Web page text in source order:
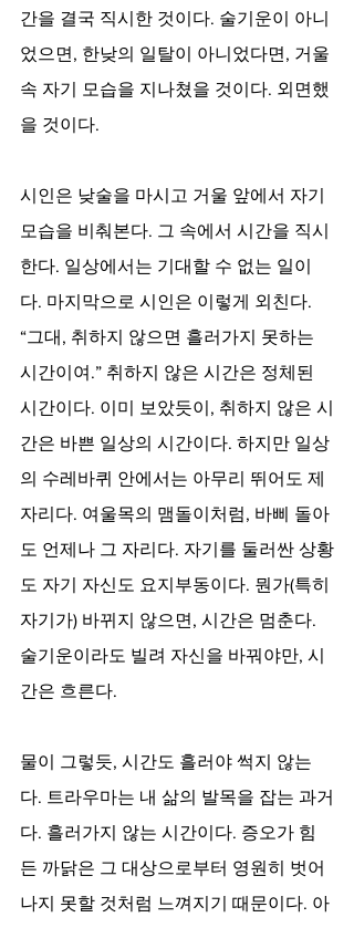
간을 결국 직시한 것이다. 술기운이 아니
었으면, 한낮의 일탈이 아니었다면, 거울
속 자기 모습을 지나쳤을 것이다. 외면했
을 것이다.
시인은 낮술을 마시고 거울 앞에서 자기
모습을 비춰본다. 그 속에서 시간을 직시
한다. 일상에서는 기대할 수 없는 일이
다. 마지막으로 시인은 이렇게 외친다.
“그대, 취하지 않으면 흘러가지 못하는
시간이여.” 취하지 않은 시간은 정체된
시간이다. 이미 보았듯이, 취하지 않은 시
간은 바쁜 일상의 시간이다. 하지만 일상
의 수레바퀴 안에서는 아무리 뛰어도 제
자리다. 여울목의 맴돌이처럼, 바삐 돌아
도 언제나 그 자리다. 자기를 둘러싼 상황
도 자기 자신도 요지부동이다. 뭔가(특히
자기가) 바뀌지 않으면, 시간은 멈춘다.
술기운이라도 빌려 자신을 바꿔야만, 시
간은 흐른다.
물이 그렇듯, 시간도 흘러야 썩지 않는
다. 트라우마는 내 삶의 발목을 잡는 과거
다. 흘러가지 않는 시간이다. 증오가 힘
든 까닭은 그 대상으로부터 영원히 벗어
나지 못할 것처럼 느껴지기 때문이다. 아